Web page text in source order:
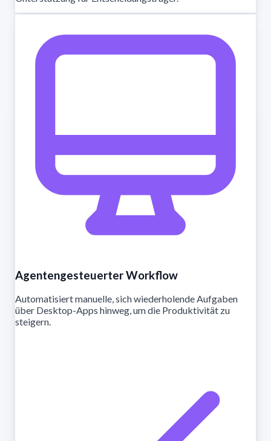
Agentengesteuerter Workflow
Automatisiert manuelle, sich wiederholende Aufgaben
über Desktop-Apps hinweg, um die Produktivität zu
steigern.